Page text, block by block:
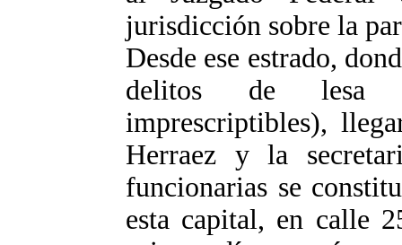
jurisdicción sobre la
Desde ese estrado,
delitos de lesa
imprescriptibles),
Herraez y la
funcionarias se
esta capital, en calle